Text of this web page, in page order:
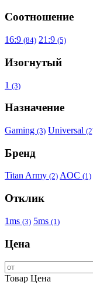
Соотношение
16:9 (84) 21:9 (5)
Изогнутый
1 (3)
Назначение
Gaming (3) Universal
Бренд
Titan Army (2) AOC (1)
Отклик
1ms (3) 5ms (1)
Цена
Товар Цена